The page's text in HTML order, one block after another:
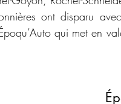
ont disparu
qui met en